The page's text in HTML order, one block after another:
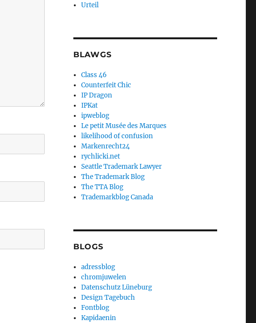
Urteil
BLAWGS
Class 46
Counterfeit Chic
IP Dragon
IPKat
ipweblog
Le petit Musée des Marques
likelihood of confusion
Markenrecht24
rychlicki.net
Seattle Trademark Lawyer
The Trademark Blog
The TTA Blog
Trademarkblog Canada
BLOGS
adressblog
chromjuwelen
Datenschutz Lüneburg
Design Tagebuch
Fontblog
Kapidaenin